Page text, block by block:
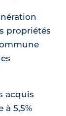
propriétés
acquis
à 5,5%